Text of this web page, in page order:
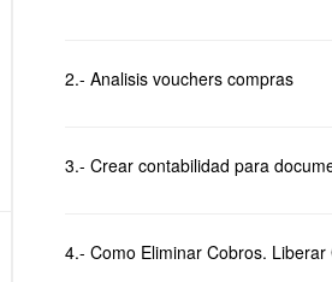
2.- Analisis vouchers compras
3.- Crear contabilidad para
4.- Como Eliminar Cobros.